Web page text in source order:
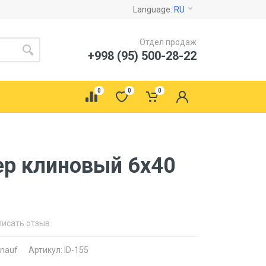
Language: RU
Отдел продаж
+998 (95) 500-28-22
0 0 0
клиновый 6х40
отзыв
Артикул: ID-155